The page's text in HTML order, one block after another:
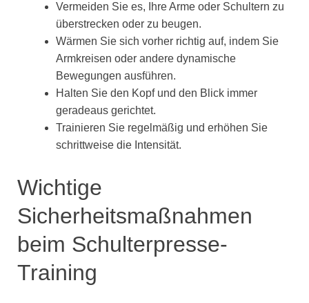
Vermeiden Sie es, Ihre Arme oder Schultern zu
überstrecken oder zu beugen.
Wärmen Sie sich vorher richtig auf, indem Sie
Armkreisen oder andere dynamische
Bewegungen ausführen.
Halten Sie den Kopf und den Blick immer
geradeaus gerichtet.
Trainieren Sie regelmäßig und erhöhen Sie
schrittweise die Intensität.
Wichtige
Sicherheitsmaßnahmen
beim Schulterpresse-
Training